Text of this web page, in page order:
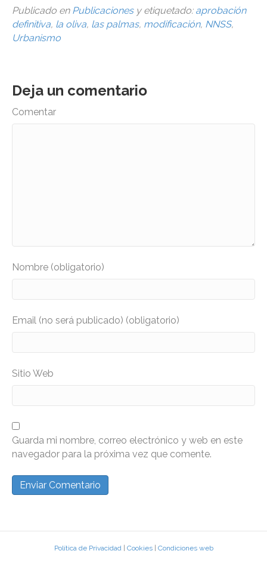
Publicado en Publicacionesy etiquetado: aprobación
definitiva, la oliva, las palmas, modificación, NNSS,
Urbanismo
Deja un comentario
Comentar
Nombre (obligatorio)
Email (no será publicado) (obligatorio)
Sitio Web
Guarda mi nombre, correo electrónico y web en este
navegador para la próxima vez que comente.
Política de Privacidad | Cookies| Condiciones web